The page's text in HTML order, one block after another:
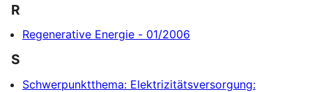
R
Regenerative Energie - 01/2006
S
Schwerpunktthema: Elektrizitätsversorgung: